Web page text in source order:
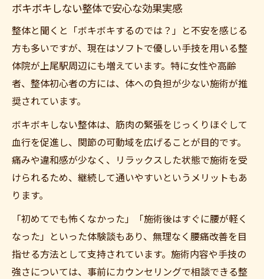
ボキボキしない整体で安心な効果実感
整体と聞くと「ボキボキするのでは？」と不安を感じる
方も多いですが、現在はソフトで優しい手技を用いる整
体院が上尾駅周辺にも増えています。特に女性や高齢
者、整体初心者の方には、体への負担が少ない施術が推
奨されています。
ボキボキしない整体は、筋肉の緊張をじっくりほぐして
血行を促進し、関節の可動域を広げることが目的です。
痛みや違和感が少なく、リラックスした状態で施術を受
けられるため、継続して通いやすいというメリットもあ
ります。
「初めてでも怖くなかった」「施術後はすぐに腰が軽く
なった」といった体験談もあり、無理なく腰痛改善を目
指せる方法として支持されています。施術内容や手技の
強さについては、事前にカウンセリングで相談できる整